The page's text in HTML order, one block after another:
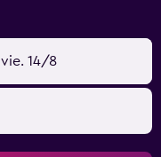
vie. 14/8